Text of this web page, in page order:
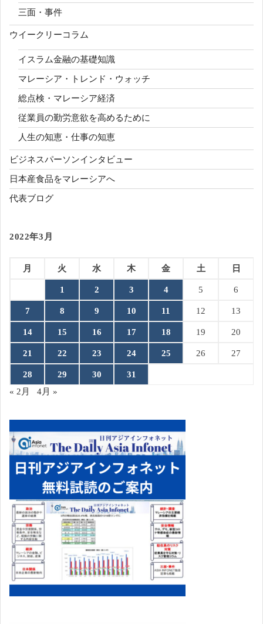
三面・事件
ウイークリーコラム
イスラム金融の基礎知識
マレーシア・トレンド・ウォッチ
総点検・マレーシア経済
従業員の勤労意欲を高めるために
人生の知恵・仕事の知恵
ビジネスパーソンインタビュー
日本産食品をマレーシアへ
代表ブログ
2022年3月
月 火 水 木 金 土 日
1 2 3 4 5 6
7 8 9 10 11 12 13
14 15 16 17 18 19 20
21 22 23 24 25 26 27
28 29 30
31
« 2月
4月 »